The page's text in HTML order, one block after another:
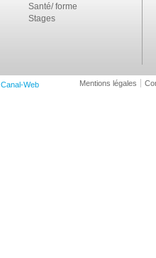
Santé/ forme
Stages
Canal-Web Mentions légales